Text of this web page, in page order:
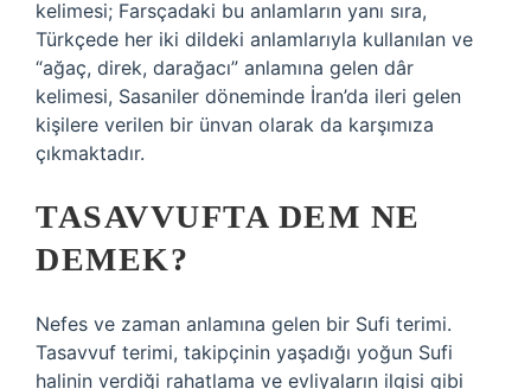
kelimesi; Farsçadaki bu anlamların yanı sıra,
Türkçede her iki dildeki anlamlarıyla kullanılan ve
“ağaç, direk, darağacı” anlamına gelen dâr
kelimesi, Sasaniler döneminde İran’da ileri gelen
kişilere verilen bir ünvan olarak da karşımıza
çıkmaktadır.
TASAVVUFTA DEM NE
DEMEK?
Nefes ve zaman anlamına gelen bir Sufi terimi.
Tasavvuf terimi, takipçinin yaşadığı yoğun Sufi
halinin verdiği rahatlama ve evliyaların ilgisi gibi